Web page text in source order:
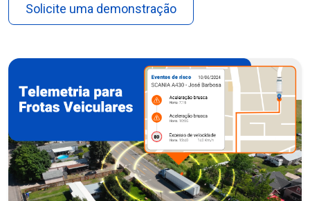
Solicite uma demonstração